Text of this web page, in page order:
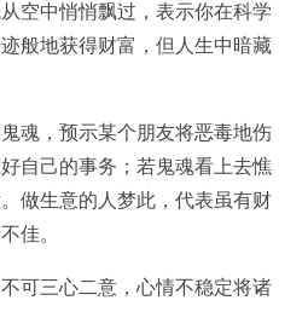
空中悄悄飘过，表示你在科学
般地获得财富，但人生中暗藏
魂，预示某个朋友将恶毒地伤
自己的事务；若鬼魂看上去憔
做生意的人梦此，代表虽有财
佳。
可三心二意，心情不稳定将诸